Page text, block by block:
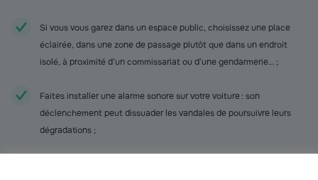
Si vous vous garez dans un espace public, choisissez une place
éclairée, dans une zone de passage plutôt que dans un endroit
isolé, à proximité d’un commissariat ou d’une gendarmerie… ;
Faites installer une alarme sonore sur votre voiture : son
déclenchement peut dissuader les vandales de poursuivre leurs
dégradations ;